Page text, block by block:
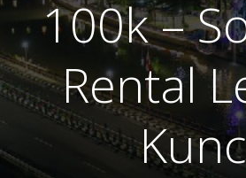
100k –
Rental